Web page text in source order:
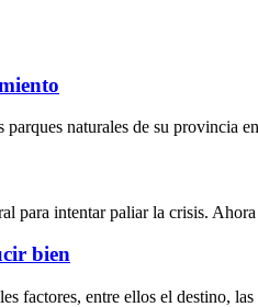
naturales de su provincia
para intentar paliar la crisis.
bien
factores, entre ellos el destino,